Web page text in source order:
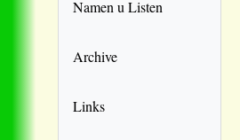
Namen u Listen
Archive
Links